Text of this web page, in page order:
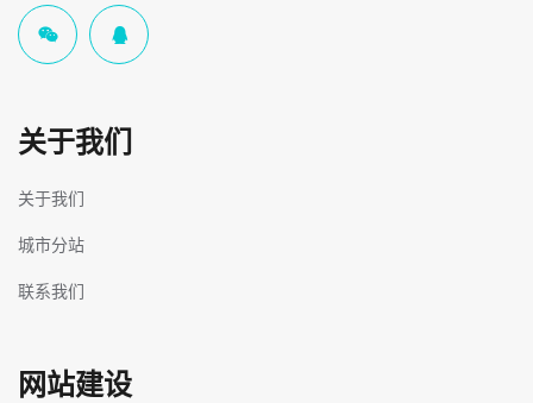
关于我们
关于我们
城市分站
联系我们
网站建设